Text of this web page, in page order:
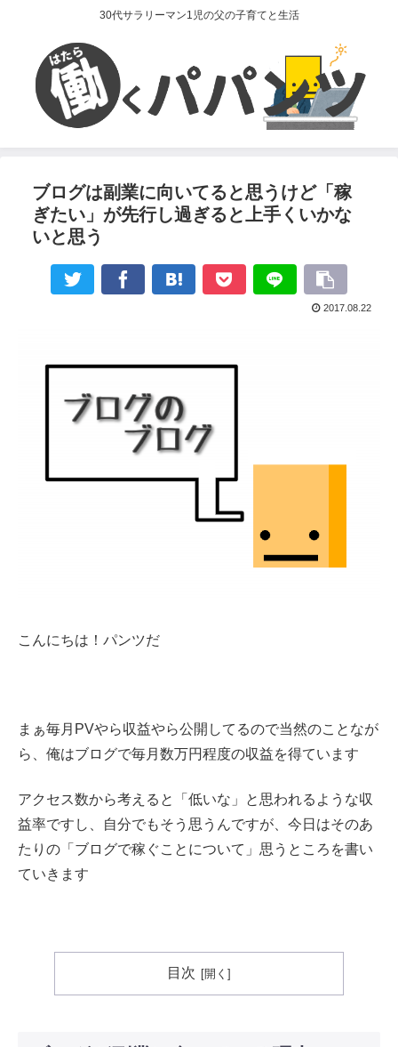
30代サラリーマン1児の父の子育てと生活
ブログは副業に向いてると思うけど「稼
ぎたい」が先行し過ぎると上手くいかな
いと思う
2017.08.22
こんにちは！パンツだ
まぁ毎月PVやら収益やら公開してるので当然のことなが
ら、俺はブログで毎月数万円程度の収益を得ています
アクセス数から考えると「低いな」と思われるような収
益率ですし、自分でもそう思うんですが、今日はそのあ
たりの「ブログで稼ぐことについて」思うところを書い
ていきます
目次